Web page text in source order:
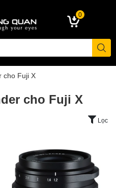
0
cho Fuji X
cho Fuji X
Lọc